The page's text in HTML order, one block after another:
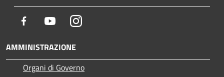
Facebook YoutubeInstagram
AMMINISTRAZIONE
Organi di Governo